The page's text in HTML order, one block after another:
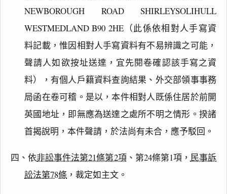
NEWBOROUGH ROAD SHIRLEYSOLIHULL
WESTMEDLAND B90 2HE（此係依相對人手寫資
料記載，惟因相對人手寫資料有不易辨識之可能，
聲請人如欲按址送達，宜先閱卷確認該手寫之資
料），有個人戶籍資料查詢結果、外交部領事事務
局函在卷可稽。是以，本件相對人既係住居於前開
英國地址，即無應為送達之處所不明之情形。揆諸
首揭說明，本件聲請，於法尚有未合，應予駁回。
四、依非訟事件法第21條第2項、第24條第1項， 民事訴
訟法第78條 ，裁定如主文。
搜尋本
文
理